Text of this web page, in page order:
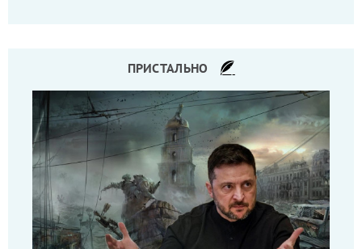
ПРИСТАЛЬНО